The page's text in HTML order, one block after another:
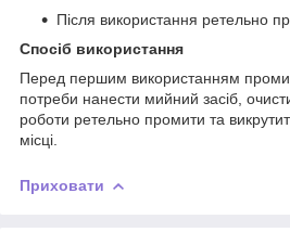
Після використання ретельно
Спосіб використання
Перед першим використанням
потреби нанести мийний засіб,
роботи ретельно промити та
місці.
Приховати